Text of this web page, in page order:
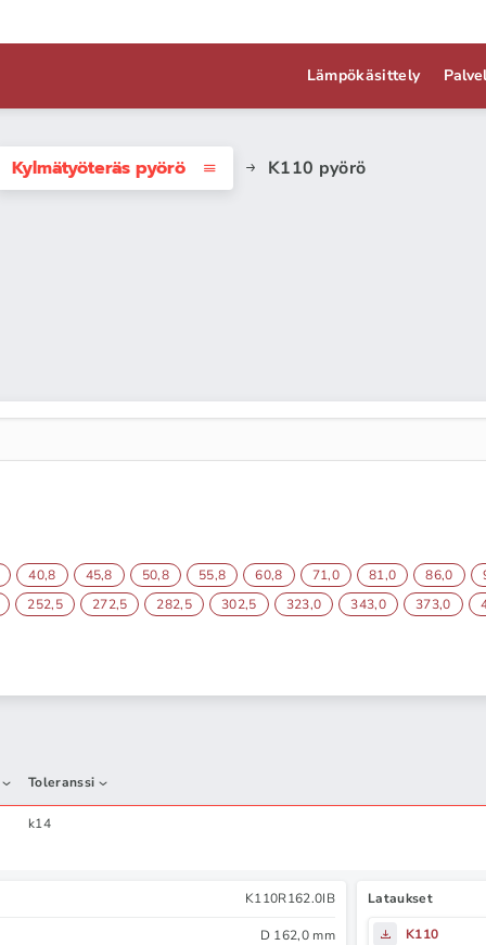
Lämpökäsittely
Kylmätyöteräs pyörö K110 pyörö
40,8 45,8 50,8 55,8 60,8 71,0 81,0 86,0
252,5 272,5 282,5 302,5 323,0 343,0 373,0
Toleranssi
k14
K110R162.0IB
D 162,0 mm
Lataukset
K110